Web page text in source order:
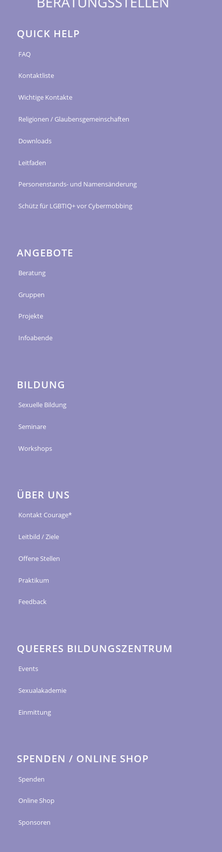
QUICK HELP
FAQ
Kontaktliste
Wichtige Kontakte
Religionen / Glaubensgemeinschaften
Downloads
Leitfaden
Personenstands- und Namensänderung
Schütz für LGBTIQ+ vor Cybermobbing
ANGEBOTE
Beratung
Gruppen
Projekte
Infoabende
BILDUNG
Sexuelle Bildung
Seminare
Workshops
ÜBER UNS
Kontakt Courage*
Leitbild / Ziele
Offene Stellen
Praktikum
Feedback
QUEERES BILDUNGSZENTRUM
Events
Sexualakademie
Einmittung
SPENDEN / ONLINE SHOP
Spenden
Online Shop
Sponsoren